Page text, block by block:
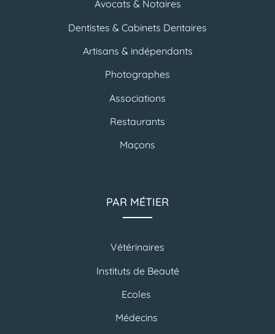
Avocats & Notaires
Dentistes & Cabinets Dentaires
Artisans & indépendants
Photographes
Associations
Restaurants
Maçons
PAR MÉTIER
Vétérinaires
Instituts de Beauté
Ecoles
Médecins